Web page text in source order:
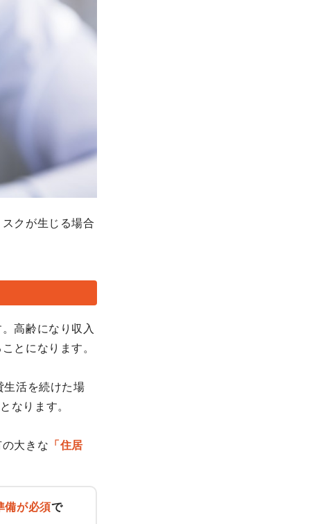
クが生じる場合
高齢になり収入
とになります。
生活を続けた場
なります。
大きな 「住居
備が必須で